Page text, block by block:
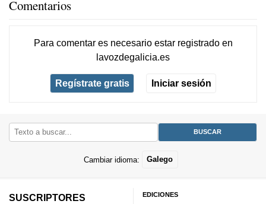
Comentarios
Para comentar es necesario estar registradoen
lavozdegalicia.es
Regístrate gratis Iniciar sesión
Cambiar idioma: Galego
SUSCRIPTORES
EDICIONES